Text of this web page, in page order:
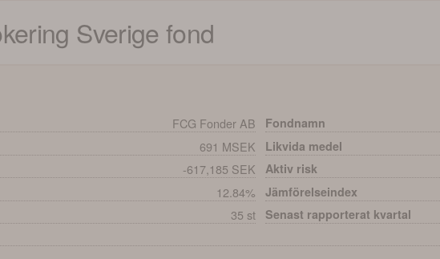
Sverige fond
FCG Fonder AB
Fondnamn
691 MSEK
Likvida medel
-617,185 SEK
Aktiv risk
12.84%
Jämförelseindex
35 st
Senast rapporterat kvartal